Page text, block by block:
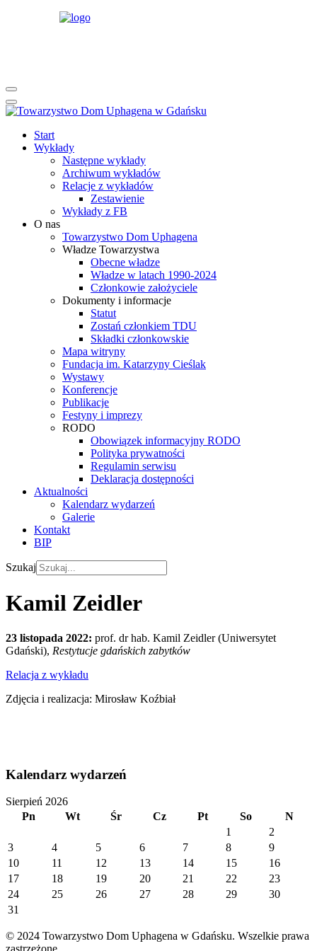
Start
Wykłady
Następne wykłady
Archiwum wykładów
Relacje z wykładów
Zestawienie
Wykłady z FB
O nas
Towarzystwo Dom Uphagena
Władze Towarzystwa
Obecne władze
Władze w latach 1990-2024
Członkowie założyciele
Dokumenty i informacje
Statut
Zostań członkiem TDU
Składki członkowskie
Mapa witryny
Fundacja im. Katarzyny Cieślak
Wystawy
Konferencje
Publikacje
Festyny i imprezy
RODO
Obowiązek informacyjny RODO
Polityka prywatności
Regulamin serwisu
Deklaracja dostępności
Aktualności
Kalendarz wydarzeń
Galerie
Kontakt
BIP
Szukaj
Kamil Zeidler
23 listopada 2022: prof. dr hab. Kamil Zeidler (Uniwersytet
Gdański), Restytucje gdańskich zabytków
Relacja z wykładu
Zdjęcia i realizacja: Mirosław Koźbiał
Kalendarz wydarzeń
Sierpień 2026
Pn
Wt Śr Cz Pt So
N
1
2
3
4 5 6 7 8
9
10
11 12 13 14 15
16
17
18 19 20 21 22
23
24
25 26 27 28 29
30
31
© 2024 Towarzystwo Dom Uphagena w Gdańsku. Wszelkie prawa